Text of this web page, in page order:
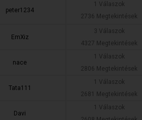
peter1234
1 Válaszok
2736 Megtekintések
EmXiz
3 Válaszok
4327 Megtekintések
nace
1 Válaszok
2806 Megtekintések
Tata111
1 Válaszok
2681 Megtekintések
Davi
1 Válaszok